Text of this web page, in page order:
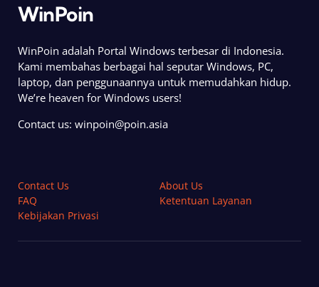
WinPoin
WinPoin adalah Portal Windows terbesar di Indonesia.
Kami membahas berbagai hal seputar Windows, PC,
laptop, dan penggunaannya untuk memudahkan hidup.
We’re heaven for Windows users!
Contact us: winpoin@poin.asia
Contact Us
About Us
FAQ
Ketentuan Layanan
Kebijakan Privasi